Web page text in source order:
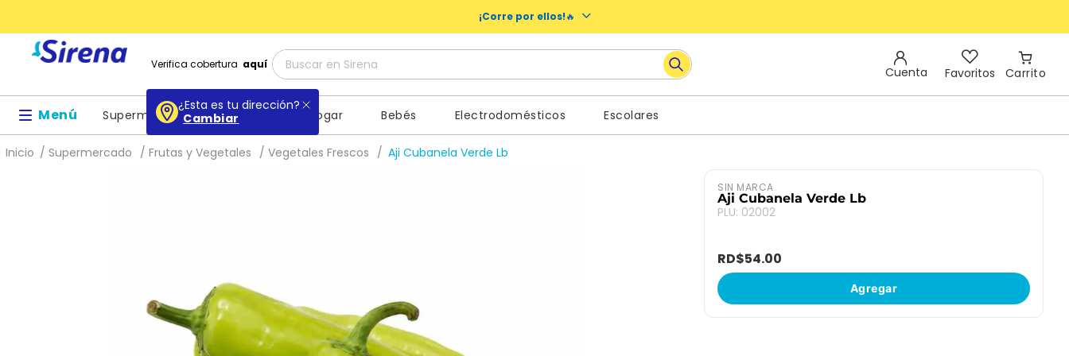
¡Corre por ellos!🔥
Verifica cobertura aquí
¿Esta es tu dirección?
Cambiar
Buscar en Sirena
Términos más buscados
1.
baby dry
2.
buenas noches nosotras
7
8
mochila
Cuenta Favoritos
Menú Supermercado Belleza Hogar Bebés Electrodomésticos Escolares
Supermercado Frutas y Vegetales Vegetales Frescos Aji Cubanela Verde Lb
SIN MARCA
Aji Cubanela Verde Lb
PLU: 02002
RD$54.00
Agregar